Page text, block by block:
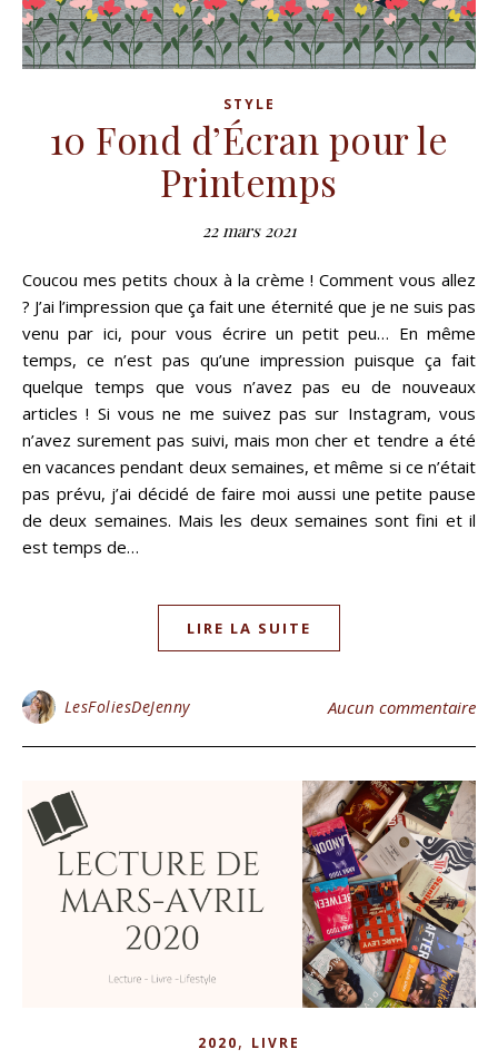
STYLE
10 Fond d’Écran pour le
Printemps
22 mars 2021
Coucou mes petits choux à la crème ! Comment vous allez
? J’ai l’impression que ça fait une éternité que je ne suis pas
venu par ici, pour vous écrire un petit peu… En même
temps, ce n’est pas qu’une impression puisque ça fait
quelque temps que vous n’avez pas eu de nouveaux
articles ! Si vous ne me suivez pas sur Instagram, vous
n’avez surement pas suivi, mais mon cher et tendre a été
en vacances pendant deux semaines, et même si ce n’était
pas prévu, j’ai décidé de faire moi aussi une petite pause
de deux semaines. Mais les deux semaines sont fini et il
est temps de…
LIRE LA SUITE
LesFoliesDeJenny Aucun commentaire
2020, LIVRE